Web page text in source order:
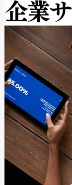
作業と点
Avia 2は
× 80°の
ードを切
ることな
うにしま
密度な